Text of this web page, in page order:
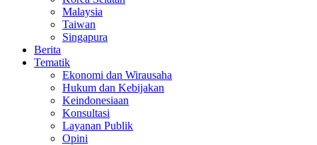
Malaysia
Taiwan
Singapura
Berita
Tematik
Ekonomi dan Wirausaha
Hukum dan Kebijakan
Keindonesiaan
Konsultasi
Layanan Publik
Opini